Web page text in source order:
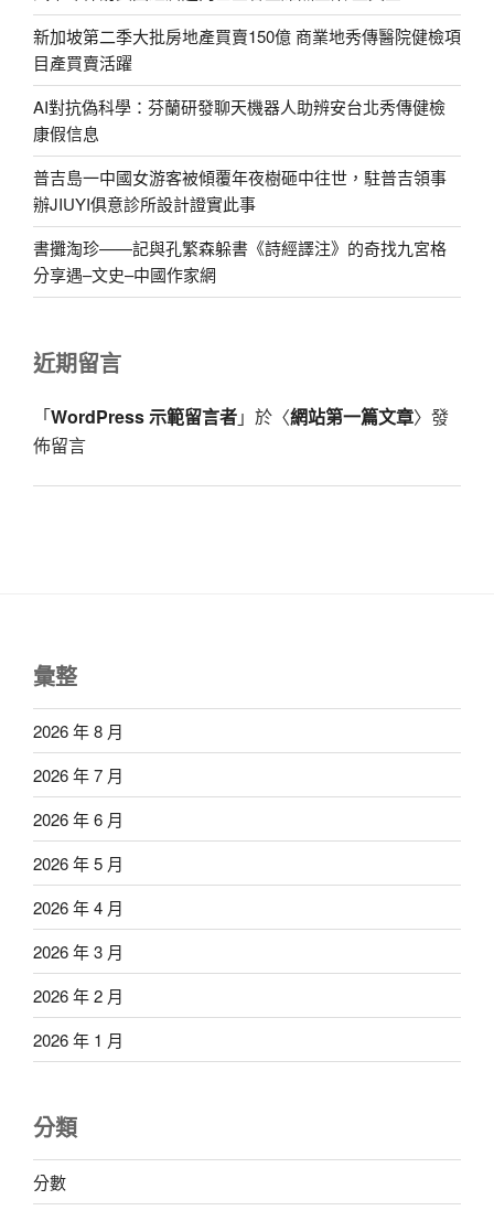
新加坡第二季大批房地產買賣150億 商業地秀傳醫院健檢項
目產買賣活躍
AI對抗偽科學：芬蘭研發聊天機器人助辨安台北秀傳健檢
康假信息
普吉島一中國女游客被傾覆年夜樹砸中往世，駐普吉領事
辦JIUYI俱意診所設計證實此事
書攤淘珍——記與孔繁森躲書《詩經譯注》的奇找九宮格
分享遇–文史–中國作家網
近期留言
「WordPress 示範留言者」於〈網站第一篇文章〉發
佈留言
彙整
2026 年 8 月
2026 年 7 月
2026 年 6 月
2026 年 5 月
2026 年 4 月
2026 年 3 月
2026 年 2 月
2026 年 1 月
分類
分數